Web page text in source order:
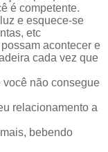
é competente.
e esquece-se
etc
acontecer e
cada vez que
você não consegue
relacionamento a
bebendo